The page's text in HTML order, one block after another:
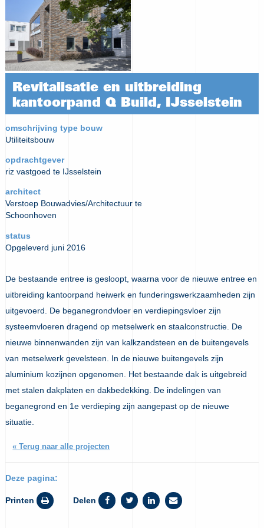
Revitalisatie en uitbreiding
kantoorpand Q Build, IJsselstein
omschrijving type bouw
Utiliteitsbouw
opdrachtgever
riz vastgoed te IJsselstein
architect
Verstoep Bouwadvies/Architectuur te
Schoonhoven
status
Opgeleverd juni 2016
De bestaande entree is gesloopt, waarna voor de nieuwe entree en
uitbreiding kantoorpand heiwerk en funderingswerkzaamheden zijn
uitgevoerd. De beganegrondvloer en verdiepingsvloer zijn
systeemvloeren dragend op metselwerk en staalconstructie. De
nieuwe binnenwanden zijn van kalkzandsteen en de buitengevels
van metselwerk gevelsteen. In de nieuwe buitengevels zijn
aluminium kozijnen opgenomen. Het bestaande dak is uitgebreid
met stalen dakplaten en dakbedekking. De indelingen van
beganegrond en 1e verdieping zijn aangepast op de nieuwe
situatie.
« Terug naar alle projecten
Deze pagina:
Printen Delen